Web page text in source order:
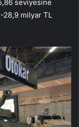
seviyesine
28,9 milyar TL